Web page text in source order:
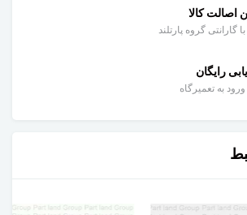
اصالت کالا
گارانتی گروه پارتلند
رایگان
به تعمیرگاه